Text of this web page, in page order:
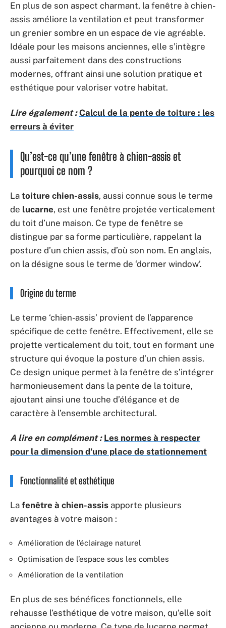
En plus de son aspect charmant, la fenêtre à chien-
assis améliore la ventilation et peut transformer
un grenier sombre en un espace de vie agréable.
Idéale pour les maisons anciennes, elle s’intègre
aussi parfaitement dans des constructions
modernes, offrant ainsi une solution pratique et
esthétique pour valoriser votre habitat.
Lire également : Calcul de la pente de toiture : les
erreurs à éviter
Qu’est-ce qu’une fenêtre à chien-assis et
pourquoi ce nom ?
La toiture chien-assis, aussi connue sous le terme
de lucarne, est une fenêtre projetée verticalement
du toit d’une maison. Ce type de fenêtre se
distingue par sa forme particulière, rappelant la
posture d’un chien assis, d’où son nom. En anglais,
on la désigne sous le terme de ‘dormer window’.
Origine du terme
Le terme ‘chien-assis’ provient de l’apparence
spécifique de cette fenêtre. Effectivement, elle se
projette verticalement du toit, tout en formant une
structure qui évoque la posture d’un chien assis.
Ce design unique permet à la fenêtre de s’intégrer
harmonieusement dans la pente de la toiture,
ajoutant ainsi une touche d’élégance et de
caractère à l’ensemble architectural.
A lire en complément : Les normes à respecter
pour la dimension d'une place de stationnement
Fonctionnalité et esthétique
La fenêtre à chien-assis apporte plusieurs
avantages à votre maison :
Amélioration de l’éclairage naturel
Optimisation de l’espace sous les combles
Amélioration de la ventilation
En plus de ses bénéfices fonctionnels, elle
rehausse l’esthétique de votre maison, qu’elle soit